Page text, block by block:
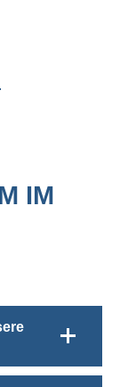
IM